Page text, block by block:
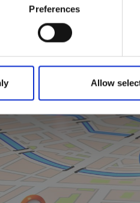
Preferences
Allow
downhillcykling. I parken